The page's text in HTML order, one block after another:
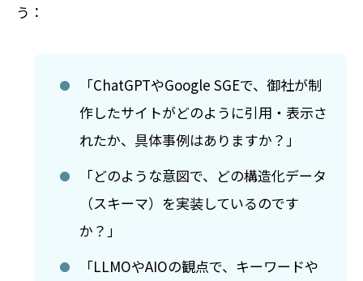
う：
「ChatGPTやGoogle SGEで、御社が制
作したサイトがどのように引用・表示さ
れたか、具体事例はありますか？」
「どのような意図で、どの構造化データ
（スキーマ）を実装しているのです
か？」
「LLMOやAIOの観点で、キーワードや